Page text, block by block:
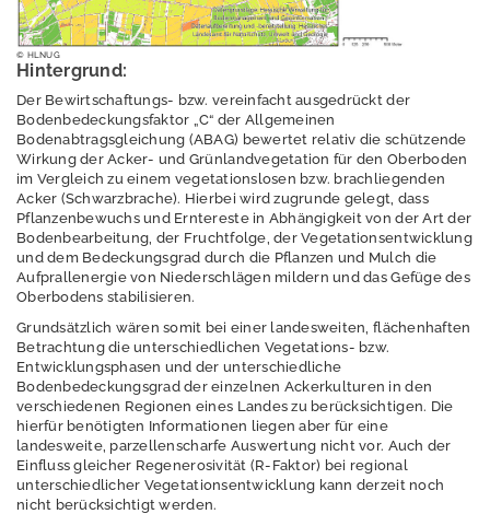
Erhebung
Information
Auswertung
Hintergrundwerte
Bodenerosionsbew
ertung
Bodenerosionsatlas
Hessen
Erosionsbewertung
ABAG
R-Faktor
© HLNUG
Hintergrund:
Der Bewirtschaftungs- bzw. vereinfacht ausgedrückt der
Bodenbedeckungsfaktor „C“ der Allgemeinen
Bodenabtragsgleichung (ABAG) bewertet relativ die schützende
Wirkung der Acker- und Grünlandvegetation für den Oberboden
im Vergleich zu einem vegetationslosen bzw. brachliegenden
Acker (Schwarzbrache). Hierbei wird zugrunde gelegt, dass
Pflanzenbewuchs und Erntereste in Abhängigkeit von der Art der
Bodenbearbeitung, der Fruchtfolge, der Vegetationsentwicklung
und dem Bedeckungsgrad durch die Pflanzen und Mulch die
Aufprallenergie von Niederschlägen mildern und das Gefüge des
Oberbodens stabilisieren.
Grundsätzlich wären somit bei einer landesweiten, flächenhaften
Betrachtung die unterschiedlichen Vegetations- bzw.
Entwicklungsphasen und der unterschiedliche
Bodenbedeckungsgrad der einzelnen Ackerkulturen in den
verschiedenen Regionen eines Landes zu berücksichtigen. Die
hierfür benötigten Informationen liegen aber für eine
landesweite, parzellenscharfe Auswertung nicht vor. Auch der
Einfluss gleicher Regenerosivität (R-Faktor) bei regional
unterschiedlicher Vegetationsentwicklung kann derzeit noch
nicht berücksichtigt werden.